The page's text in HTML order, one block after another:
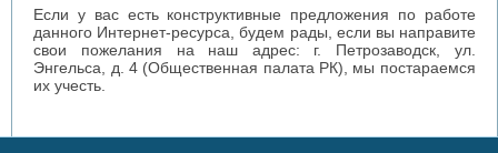
Если у вас есть конструктивные предложения по работе
данного Интернет-ресурса, будем рады, если вы направите
свои пожелания на наш адрес: г. Петрозаводск, ул.
Энгельса, д. 4 (Общественная палата РК), мы постараемся
их учесть.